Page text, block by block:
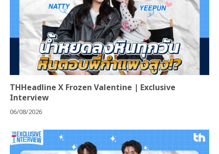
THHeadline X Frozen Valentine | Exclusive
Interview
06/08/2026